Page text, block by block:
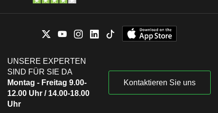
UNSERE EXPERTEN
SIND FÜR SIE DA
Montag - Freitag 9.00-
12.00 Uhr / 14.00-18.00
Uhr
Kontaktieren Sie uns